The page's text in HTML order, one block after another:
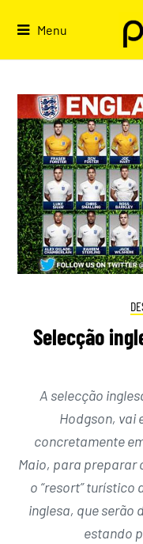
Menu
Selecção
A selecção
Hodgson, vai
concretamente
Maio, para preparar
o “resort” turístico
inglesa, que serão
estando